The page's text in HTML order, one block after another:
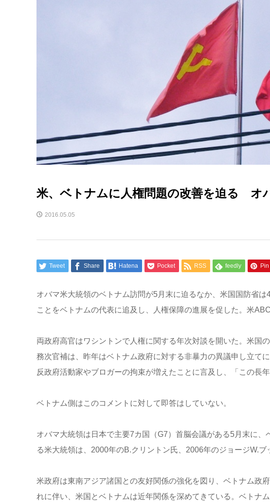
米、ベトナムに人権問題の改善を迫る オ
2016.05.05
Tweet Share Hatena Pocket RSS feedly Pin
オバマ米大統領のベトナム訪問が5月末に迫るなか、米国国防省
ことをベトナムの代表に追及し、人権保障の進展を促した。米
両政府高官はワシントンで人権に関する年次対談を開いた。米国
務次官補は、昨年はベトナム政府に対する非暴力の異議申し立て
反政府活動家やブロガーの拘束が増えたことに言及し、「この長
ベトナム側はこのコメントに対して即答はしていない。
オバマ大統領は日本で主要7カ国（G7）首脳会議がある5月末に
る米大統領は、2000年のB.クリントン氏、2006年のジョージW.ブ
米政府は東南アジア諸国との友好関係の強化を図り、ベトナム政
れに伴い、米国とベトナムは近年関係を深めてきている。ベトナ